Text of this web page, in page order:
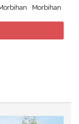
Morbihan